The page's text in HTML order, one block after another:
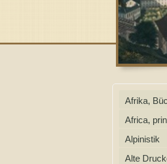
Afrika,
Africa,
Alpinistik
Alte